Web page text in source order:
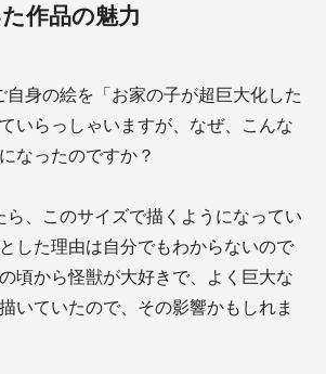
作品の魅力
身の絵を「お家の子が超巨大化した
いらっしゃいますが、なぜ、こんな
なったのですか？
、このサイズで描くようになってい
した理由は自分でもわからないので
頃から怪獣が大好きで、よく巨大な
いていたので、その影響かもしれま